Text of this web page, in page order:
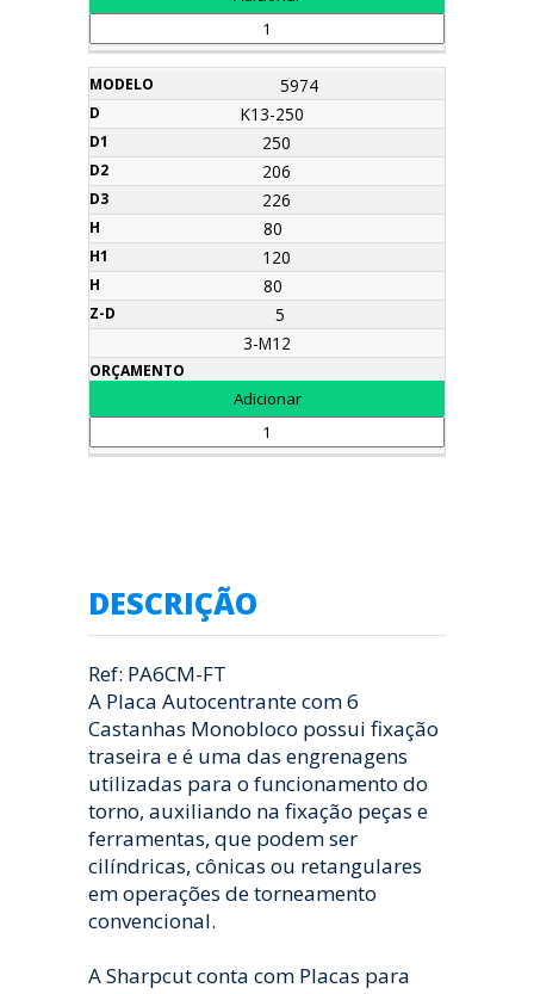
5974
K13-250
250
206
226
80
120
80
5
3-M12
DESCRIÇÃO
Ref: PA6CM-FT
A Placa Autocentrante com 6
Castanhas Monobloco possui fixação
traseira e é uma das engrenagens
utilizadas para o funcionamento do
torno, auxiliando na fixação peças e
ferramentas, que podem ser
cilíndricas, cônicas ou retangulares
em operações de torneamento
convencional.
A Sharpcut conta com Placas para